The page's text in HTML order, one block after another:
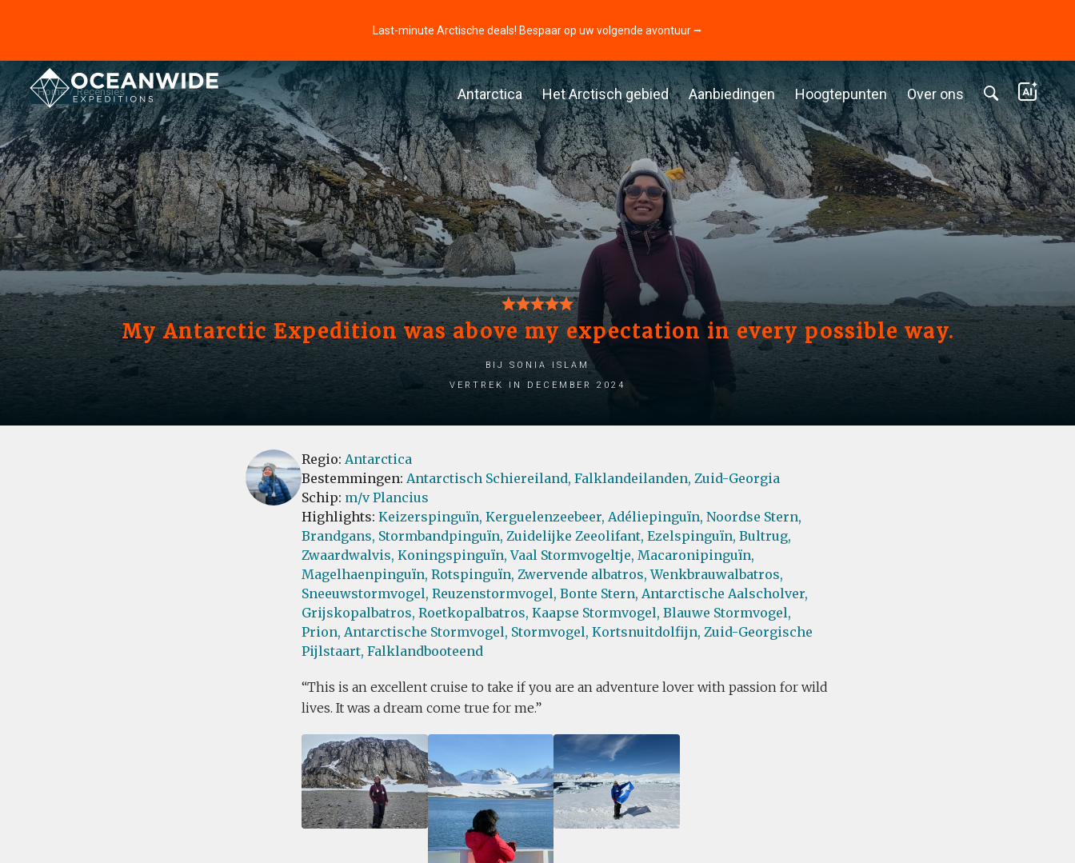
Last-minute Arctische deals! Bespaar op uw volgende avontuur ⭢
Antarctica Het Arctisch gebied Aanbiedingen Hoogtepunten Over ons
Home Recensies
My Antarctic Expedition was above my expectation in every possible way.
bij Sonia Islam
Vertrek in December 2024
Regio: Antarctica
Bestemmingen: Antarctisch Schiereiland, Falklandeilanden, Zuid-Georgia
Schip: m/v Plancius
Highlights: Keizerspinguïn, Kerguelenzeebeer, Adéliepinguïn, Noordse Stern,
Brandgans, Stormbandpinguïn, Zuidelijke Zeeolifant, Ezelspinguïn, Bultrug,
Zwaardwalvis, Koningspinguïn, Vaal Stormvogeltje, Macaronipinguïn,
Magelhaenpinguïn, Rotspinguïn, Zwervende albatros, Wenkbrauwalbatros,
Sneeuwstormvogel, Reuzenstormvogel, Bonte Stern, Antarctische Aalscholver,
Grijskopalbatros, Roetkopalbatros, Kaapse Stormvogel, Blauwe Stormvogel,
Prion, Antarctische Stormvogel, Stormvogel, Kortsnuitdolfijn, Zuid-Georgische
Pijlstaart, Falklandbooteend
This is an excellent cruise to take if you are an adventure lover with passion for wild
lives. It was a dream come true for me.